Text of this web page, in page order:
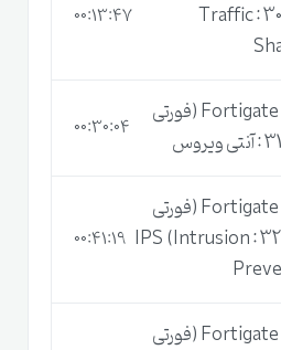
گیت) قسمت 30 : Traffic
00:13:47
آموزش فایروال Fortigate (فورتی
00:30:04
آموزش فایروال Fortigate (فورتی
گیت) قسمت 32 : IPS (Intrusion 00:41:19
آموزش فایروال Fortigate (فورتی